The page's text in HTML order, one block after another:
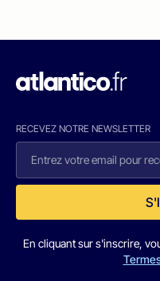
RECEVEZ NOTRE NEWSLETTER
En cliquant sur s'inscrire,